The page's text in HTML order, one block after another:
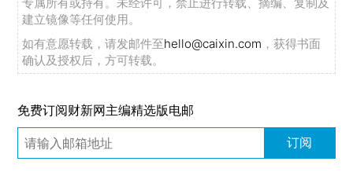
建立镜像等任何使用。
如有意愿转载，请发邮件至hello@caixin.com ，获得书面
确认及授权后，方可转载。
免费订阅财新网主编精选版电邮
订阅